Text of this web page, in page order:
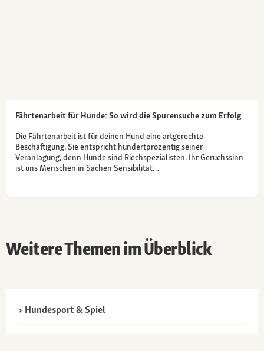
Fährtenarbeit für Hunde: So wird die Spurensuche zum Erfolg
Die Fährtenarbeit ist für deinen Hund eine artgerechte
Beschäftigung. Sie entspricht hundertprozentig seiner
Veranlagung, denn Hunde sind Riechspezialisten. Ihr Geruchssinn
ist uns Menschen in Sachen Sensibilität…
Weitere Themen im Überblick
Hundesport & Spiel